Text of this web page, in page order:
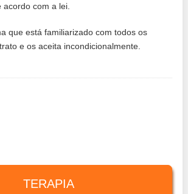
com a lei.
que está familiarizado com todos os
e os aceita incondicionalmente.
TERAPIA